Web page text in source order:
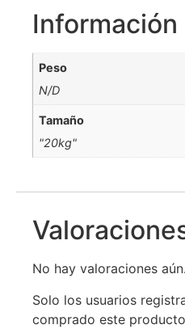
Peso
N/D
Tamaño
"20kg"
No hay valoraciones aún.
Solo los usuarios
comprado este